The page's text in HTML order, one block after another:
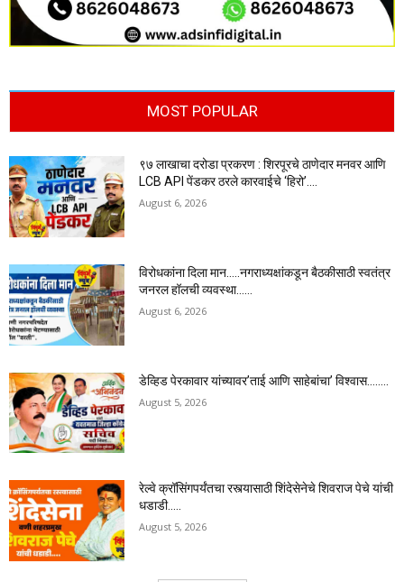
MOST POPULAR
९७ लाखाचा दरोडा प्रकरण : शिरपूरचे ठाणेदार मनवर आणि
LCB API पेंडकर ठरले कारवाईचे ‘हिरो’….
August 6, 2026
विरोधकांना दिला मान…..नगराध्यक्षांकडून बैठकीसाठी स्वतंत्र
जनरल हॉलची व्यवस्था……
August 6, 2026
डेव्हिड पेरकावार यांच्यावर’ताई आणि साहेबांचा’ विश्वास……..
August 5, 2026
रेल्वे क्रॉसिंगपर्यंतचा रस्त्यासाठी शिंदेसेनेचे शिवराज पेचे यांची
धडाडी…..
August 5, 2026